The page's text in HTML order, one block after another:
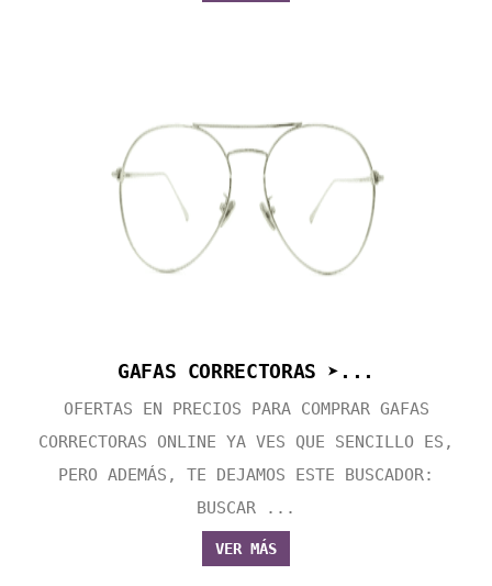
GAFAS CORRECTORAS ➤...
OFERTAS EN PRECIOS PARA COMPRAR GAFAS
CORRECTORAS ONLINE YA VES QUE SENCILLO ES,
PERO ADEMÁS, TE DEJAMOS ESTE BUSCADOR:
BUSCAR ...
VER MÁS